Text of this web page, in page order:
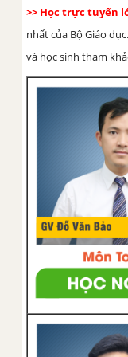
>> Học trực tuyến
nhất của Bộ Giáo
và học sinh tham